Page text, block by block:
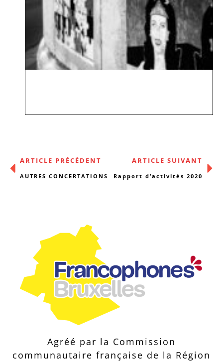
ARTICLE PRÉCÉDENT
AUTRES CONCERTATIONS
ARTICLE SUIVANT
Rapport d’activités 2020
Agréé par la Commission
communautaire française de la Région